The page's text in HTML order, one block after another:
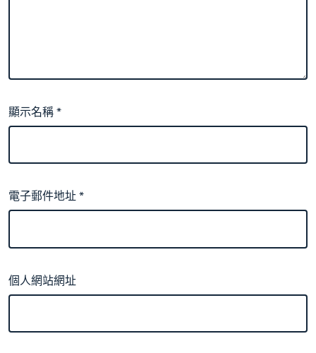
顯示名稱*
電子郵件地址*
個人網站網址